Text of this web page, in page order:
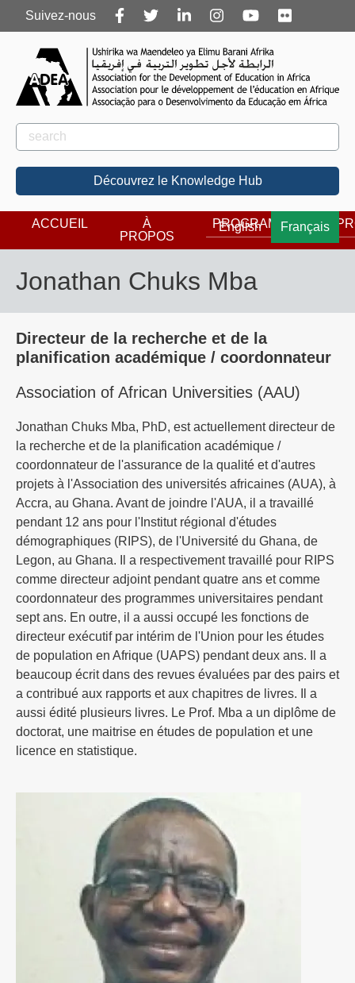
Follow
us
Suivez-nous
Rechercher
Rechercher
Découvrez le Knowledge Hub
English Français
ACCUEIL
À
PROPOS
PROGRAMMES
Jonathan Chuks Mba
Directeur de la recherche et de la
planification académique / coordonnateur
Association of African Universities (AAU)
Jonathan Chuks Mba, PhD, est actuellement directeur de
la recherche et de la planification académique /
coordonnateur de l'assurance de la qualité et d'autres
projets à l'Association des universités africaines (AUA), à
Accra, au Ghana. Avant de joindre l'AUA, il a travaillé
pendant 12 ans pour l'Institut régional d'études
démographiques (RIPS), de l'Université du Ghana, de
Legon, au Ghana. Il a respectivement travaillé pour RIPS
comme directeur adjoint pendant quatre ans et comme
coordonnateur des programmes universitaires pendant
sept ans. En outre, il a aussi occupé les fonctions de
directeur exécutif par intérim de l'Union pour les études
de population en Afrique (UAPS) pendant deux ans. Il a
beaucoup écrit dans des revues évaluées par des pairs et
a contribué aux rapports et aux chapitres de livres. Il a
aussi édité plusieurs livres. Le Prof. Mba a un diplôme de
doctorat, une maitrise en études de population et une
licence en statistique.